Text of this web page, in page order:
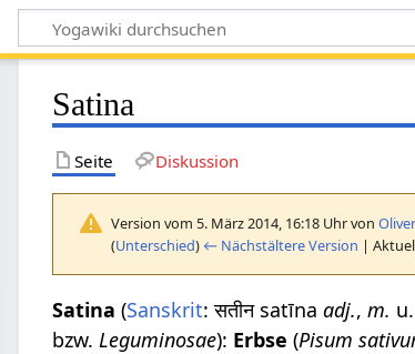
Satina
Seite Diskussion
Version vom 5. März 2014, 16:18 Uhr von
(Unterschied) ← Nächstältere Version |
Satina (Sanskrit: सतीन satīnaadj.,m.
bzw. Leguminosae): Erbse (Pisum